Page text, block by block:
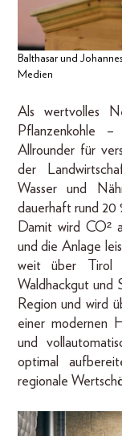
Balthasar und
Medien
Als wertvolles
Pflanzenkohle
Allrounder für
der
Wasser und
dauerhaft rund 20
Damit wird CO²
und die Anlage
weit über Tirol
Waldhackgut und
Region und wird
einer modernen
und
optimal
regionale